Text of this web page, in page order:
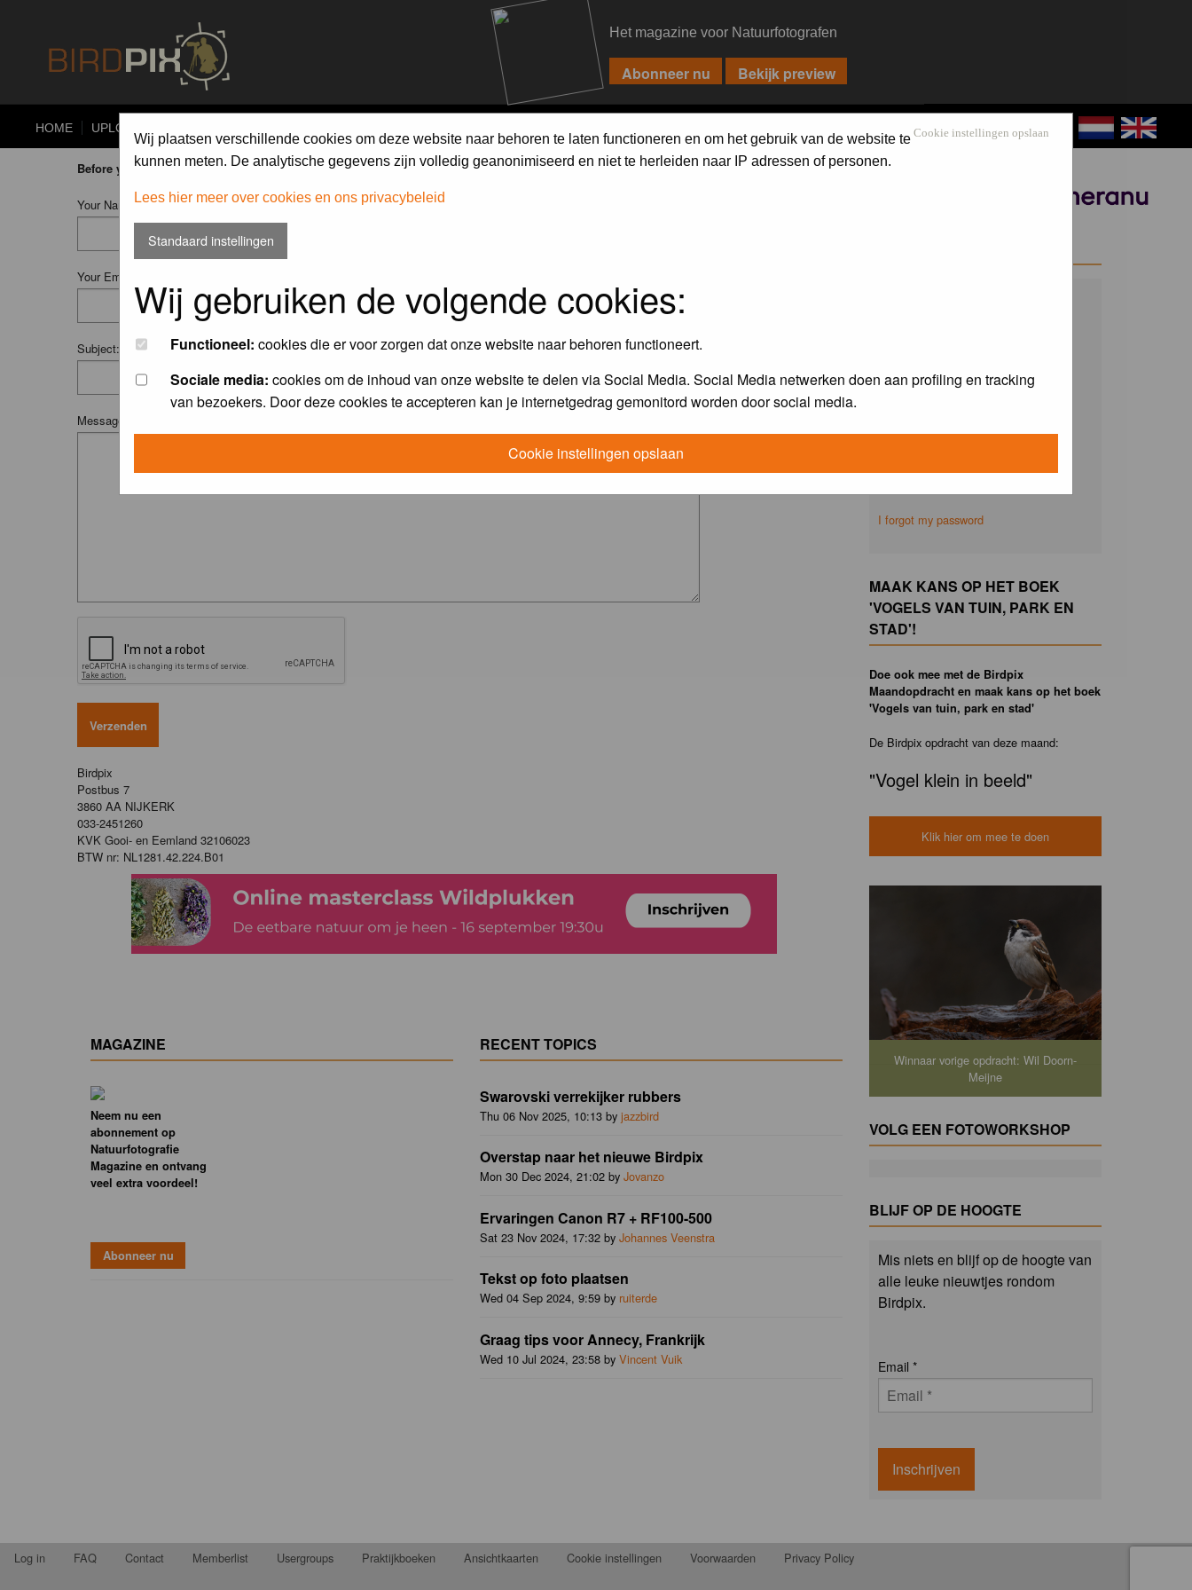
Het magazine voor Natuurfotografen
HOME UPLOAD Cookie instellingen opslaan
Wij plaatsen verschillende cookies om deze website naar behoren te laten functioneren en om het gebruik van de website te
kunnen meten. De analytische gegevens zijn volledig geanonimiseerd en niet te herleiden naar IP adressen of personen.
Lees hier meer over cookies en ons privacybeleid
Standaard instellingen
Wij gebruiken de volgende cookies:
Functioneel: cookies die er voor zorgen dat onze website naar behoren functioneert.
Sociale media: cookies om de inhoud van onze website te delen via Social Media. Social Media netwerken doen aan profiling en tracking
van bezoekers. Door deze cookies te accepteren kan je internetgedrag gemonitord worden door social media.
Cookie instellingen opslaan
Before you ask your question:pleaseread the FAQorsearch on the forum first.
Your Name (Fill in your username if you have one):
Your Email:
Subject:
Message:
Birdpix
Postbus 7
3860 AA NIJKERK
033-2451260
KVK Gooi- en Eemland 32106023
BTW nr: NL1281.42.224.B01
MAGAZINE
Neem nu een
abonnement op
Natuurfotografie
Magazine en ontvang
veel extra voordeel!
RECENT TOPICS
Swarovski verrekijker rubbers
Thu 06 Nov 2025, 10:13 by jazzbird
Overstap naar het nieuwe Birdpix
Mon 30 Dec 2024, 21:02 by Jovanzo
Ervaringen Canon R7 + RF100-500
Sat 23 Nov 2024, 17:32 by Johannes Veenstra
Tekst op foto plaatsen
Wed 04 Sep 2024, 9:59 by ruiterde
Graag tips voor Annecy, Frankrijk
Wed 10 Jul 2024, 23:58 by Vincent Vuik
I forgot my password
MAAK KANS OP HET BOEK
'VOGELS VAN TUIN, PARK EN
STAD'!
Doe ook mee met de Birdpix
Maandopdracht en maak kans op het boek
'Vogels van tuin, park en stad'
De Birdpix opdracht van deze maand:
"Vogel klein in beeld"
Klik hier om mee te doen
Winnaar vorige opdracht: Wil Doorn-
Meijne
VOLG EEN FOTOWORKSHOP
BLIJF OP DE HOOGTE
Mis niets en blijf op de hoogte van
alle leuke nieuwtjes rondom
Birdpix.
Email *
Inschrijven
Log in FAQ Contact Memberlist Usergroups Praktijkboeken Ansichtkaarten Cookie instellingen Voorwaarden Privacy Policy